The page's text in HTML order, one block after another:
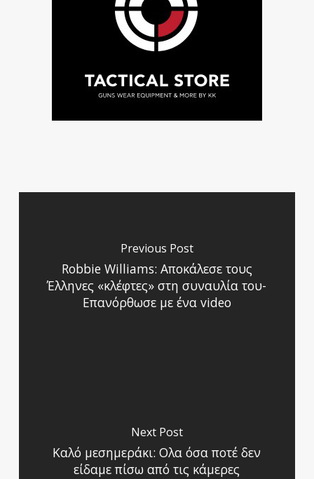
Previous Post
Robbie Williams: Αποκάλεσε τους
Έλληνες «κλέφτες» στη συναυλία του-
Επανόρθωσε με ένα video
Next Post
Καλό μεσημεράκι: Ολα όσα ποτέ δεν
είδαμε πίσω από τις κάμερες